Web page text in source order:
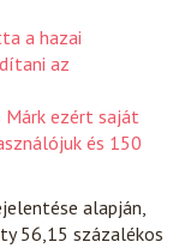
a hazai
az
Márk ezért saját
és 150
alapján,
56,15 százalékos